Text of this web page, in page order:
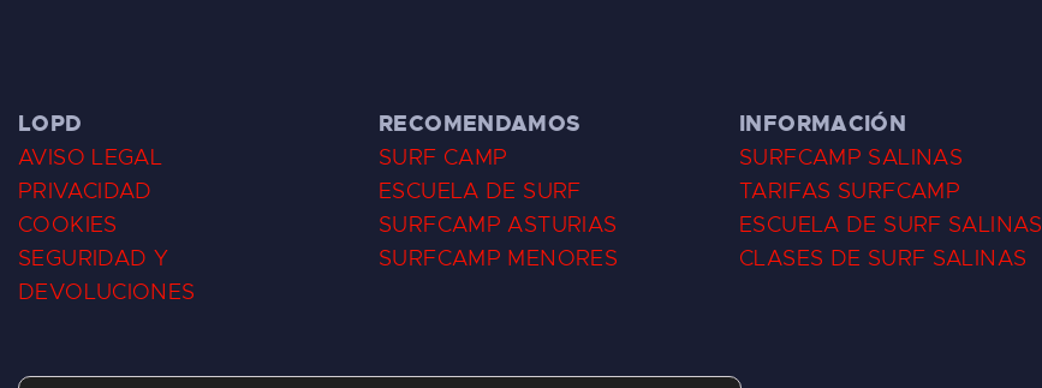
LOPD
AVISO LEGAL
PRIVACIDAD
COOKIES
SEGURIDAD Y
DEVOLUCIONES
RECOMENDAMOS
SURF CAMP
ESCUELA DE SURF
SURFCAMP ASTURIAS
SURFCAMP MENORES
INFORMACIÓN
SURFCAMP SALINAS
TARIFAS SURFCAMP
ESCUELA DE SURF SALINAS
CLASES DE SURF SALINAS